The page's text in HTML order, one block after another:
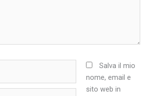
Salva il mio
nome, email e
sito web in